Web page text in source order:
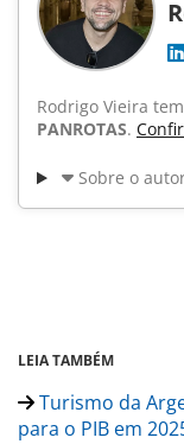
Rodrigo Vieira tem
PANROTAS.
Sobre o
LEIA TAMBÉM
Turismo da
para o PIB em